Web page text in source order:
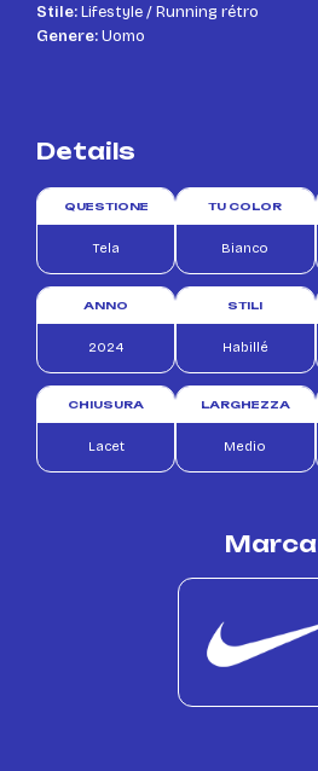
Stile:Lifestyle / Running rétro
Genere:Uomo
Details
QUESTIONE
Tela
TU COLOR
Bianco
ANNO
2024
STILI
Habillé
CHIUSURA
Lacet
LARGHEZZA
Medio
Marca